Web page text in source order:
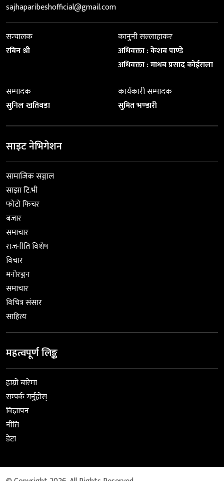
sajhaparibeshofficial@gmail.com
सन्चालक
रबिन श्री
कानुनी सल्लाहाकर
अधिवक्ता : केशब पाण्डे
अधिवक्ता : माधब प्रसाद कोईराला
सम्पादक
सुनिल खतिवडा
कार्यकारी सम्पादक
सुमित भण्डारी
साइट नेभिगेशन
सामाजिक सञ्जाल
साझा टि.भी
फोटो फिचर
बजार
समाचार
राजनीति विशेष
विचार
मनोरञ्जन
समाचार
विचित्र संसार
साहित्य
महत्वपूर्ण लिङ्क
हाम्रो बारेमा
सम्पर्क गर्नुहोस्
विज्ञापन
नीति
डेटा